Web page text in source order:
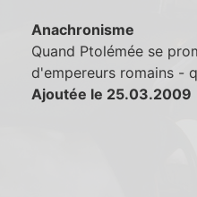
Anachronisme
Quand Ptolémée se
d'empereurs romains -
Ajoutée le 25.03.2009